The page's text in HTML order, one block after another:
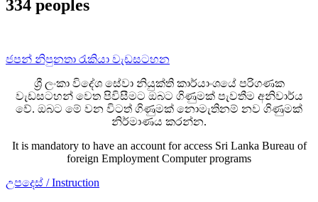
334 peoples
ජපන් නිපුනතා රැකියා වැඩසටහන
ශ්‍රී ලංකා විදේශ සේවා නියුක්ති කාර්යාංශයේ පරිගණක
වැඩසටහන් වෙත පිවිසීමට ඔබට ගිණුමක් පැවතීම අනිවාර්ය
වේ. ඔබට මේ වන විටත් ගිණුමක් නොමැතිනම් නව ගිණුමක්
නිර්මාණය කරන්න.
It is mandatory to have an account for access Sri Lanka Bureau of
foreign Employment Computer programs
උපදෙස් / Instruction